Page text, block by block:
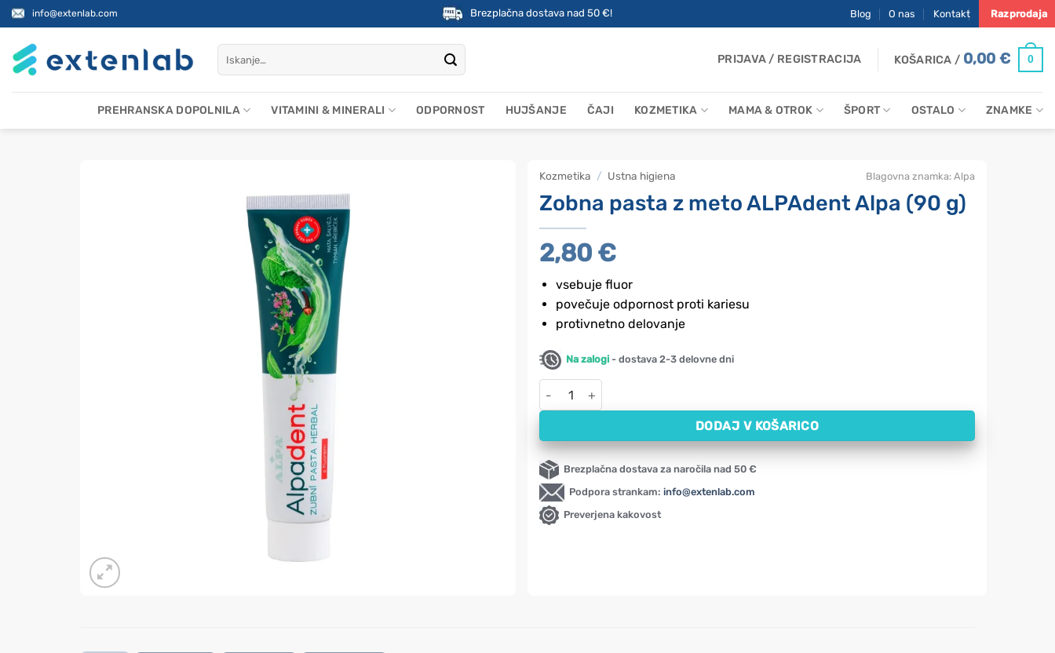
Skoči
na
vsebino
info@extenlab.com Brezplačna dostava nad 50 €! Blog O nas Kontakt Razprodaja
PRIJAVA / REGISTRACIJA KOŠARICA / 0,00€ 0
PREHRANSKA DOPOLNILA VITAMINI & MINERALI ODPORNOST HUJŠANJE ČAJI KOZMETIKA MAMA & OTROK ŠPORT OSTALO ZNAMKE
Kozmetika / Ustna higiena
Zobna pasta z meto ALPAdent Alpa (90 g)
2,80 €
vsebuje fluor
povečuje odpornost proti kariesu
protivnetno delovanje
Na zalogi - dostava 2-3 delovne dni
Zobna pasta z meto ALPAdent Alpa (90 g) količina
DODAJ V KOŠARICO
Brezplačna dostava za naročila nad 50 €
Podpora strankam: info@extenlab.com
Preverjena kakovost
Blagovna znamka: Alpa